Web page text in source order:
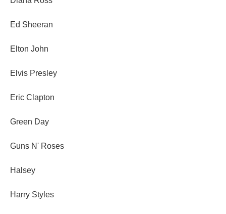
Ed Sheeran
Elton John
Elvis Presley
Eric Clapton
Green Day
Guns N' Roses
Halsey
Harry Styles